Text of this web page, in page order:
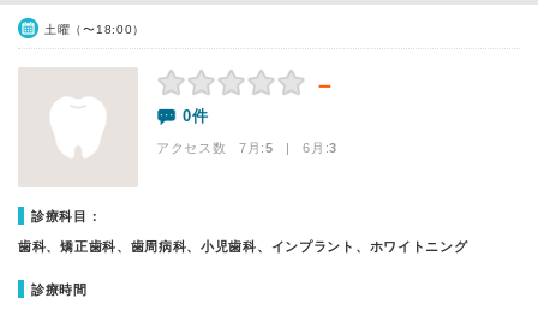
土曜（〜18:00）
－
0件
アクセス数 7月:5 | 6月:3
診療科目：
歯科、矯正歯科、歯周病科、小児歯科、インプラント、ホワイトニング
診療時間